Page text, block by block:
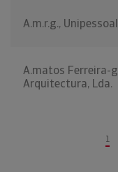
A.m.r.g.,
A.matos Ferreira-
Arquitectura, Lda.
1